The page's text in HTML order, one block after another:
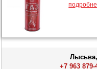
+7 963 879-